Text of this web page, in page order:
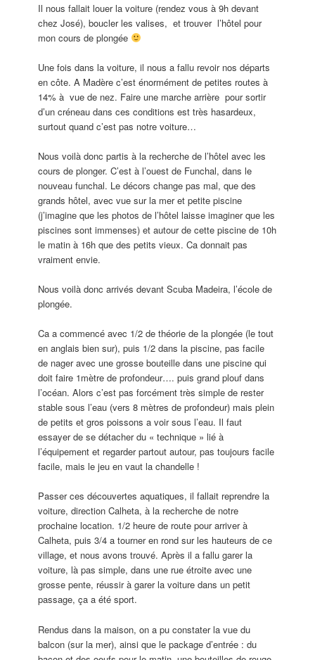
Il nous fallait louer la voiture (rendez vous à 9h devant
chez José), boucler les valises, et trouver l’hôtel pour
mon cours de plongée
Une fois dans la voiture, il nous a fallu revoir nos départs
en côte. A Madère c’est énormément de petites routes à
14% à vue de nez. Faire une marche arrière pour sortir
d’un créneau dans ces conditions est très hasardeux,
surtout quand c’est pas notre voiture…
Nous voilà donc partis à la recherche de l’hôtel avec les
cours de plonger. C’est à l’ouest de Funchal, dans le
nouveau funchal. Le décors change pas mal, que des
grands hôtel, avec vue sur la mer et petite piscine
(j’imagine que les photos de l’hôtel laisse imaginer que les
piscines sont immenses) et autour de cette piscine de 10h
le matin à 16h que des petits vieux. Ca donnait pas
vraiment envie.
Nous voilà donc arrivés devant Scuba Madeira, l’école de
plongée.
Ca a commencé avec 1/2 de théorie de la plongée (le tout
en anglais bien sur), puis 1/2 dans la piscine, pas facile
de nager avec une grosse bouteille dans une piscine qui
doit faire 1mètre de profondeur…. puis grand plouf dans
l’océan. Alors c’est pas forcément très simple de rester
stable sous l’eau (vers 8 mètres de profondeur) mais plein
de petits et gros poissons a voir sous l’eau. Il faut
essayer de se détacher du « technique » lié à
l’équipement et regarder partout autour, pas toujours facile
facile, mais le jeu en vaut la chandelle !
Passer ces découvertes aquatiques, il fallait reprendre la
voiture, direction Calheta, à la recherche de notre
prochaine location. 1/2 heure de route pour arriver à
Calheta, puis 3/4 a tourner en rond sur les hauteurs de ce
village, et nous avons trouvé. Après il a fallu garer la
voiture, là pas simple, dans une rue étroite avec une
grosse pente, réussir à garer la voiture dans un petit
passage, ça a été sport.
Rendus dans la maison, on a pu constater la vue du
balcon (sur la mer), ainsi que le package d’entrée : du